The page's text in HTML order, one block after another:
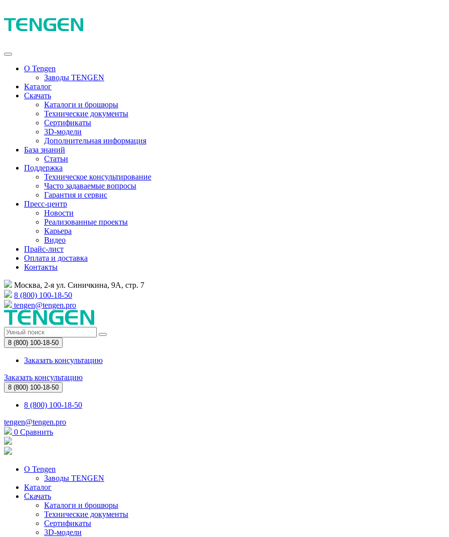
О Tengen
Заводы TENGEN
Каталог
Скачать
Каталоги и брошюры
Технические документы
Сертификаты
3D-модели
Дополнительная информация
База знаний
Статьи
Поддержка
Техническое консультирование
Часто задаваемые вопросы
Гарантия и сервис
Пресс-центр
Новости
Реализованные проекты
Карьера
Видео
Прайс-лист
Оплата и доставка
Контакты
Москва, 2-я ул. Синичкина, 9А, стр. 7
8 (800) 100-18-50
tengen@tengen.pro
8 (800) 100-18-50
Заказать консультацию
Заказать консультацию
8 (800) 100-18-50
8 (800) 100-18-50
tengen@tengen.pro
0 Сравнить
О Tengen
Заводы TENGEN
Каталог
Скачать
Каталоги и брошюры
Технические документы
Сертификаты
3D-модели